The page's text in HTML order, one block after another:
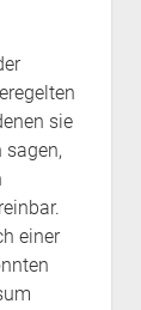
sie
sagen,
einer